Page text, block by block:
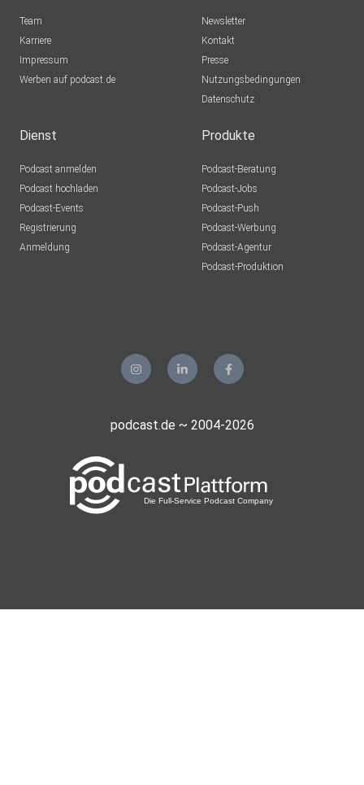
Team
Karriere
Impressum
Werben auf podcast.de
Newsletter
Kontakt
Presse
Nutzungsbedingungen
Datenschutz
Dienst
Podcast anmelden
Podcast hochladen
Podcast-Events
Registrierung
Anmeldung
Produkte
Podcast-Beratung
Podcast-Jobs
Podcast-Push
Podcast-Werbung
Podcast-Agentur
Podcast-Produktion
podcast.de ~ 2004-2026